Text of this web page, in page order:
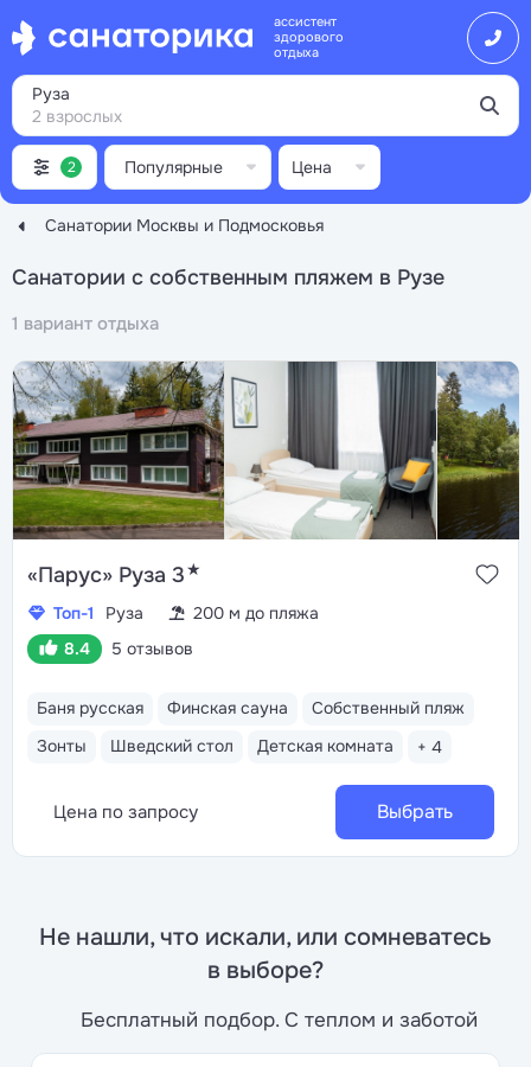
ассистент
здорового
отдыха
Санатории Москвы и Подмосковья
Руза
2 взрослых
Санатории с собственным пляжем в Рузе
1 вариант отдыха
2 Популярные Цена
«Парус» Руза 3★
Топ-1 Руза
200 м до пляжа
8.4
5 отзывов
Баня русская Финская сауна
Собственный пляж
Зонты
Шведский стол Детская комната + 4
Цена по запросу Выбрать
Не нашли, что искали, или сомневатесь
в выборе?
Бесплатный подбор. С теплом и заботой